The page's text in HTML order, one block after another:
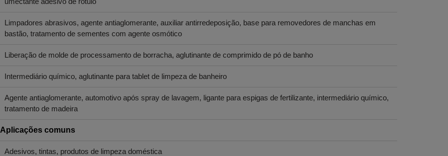
Limpadores abrasivos, agente antiaglomerante, auxiliar antirredeposição, base para removedores de manchas em
bastão, tratamento de sementes com agente osmótico
Liberação de molde de processamento de borracha, aglutinante de comprimido de pó de banho
Intermediário químico, aglutinante para tablet de limpeza de banheiro
Agente antiaglomerante, automotivo após spray de lavagem, ligante para espigas de fertilizante, intermediário químico,
tratamento de madeira
Aplicações comuns
Adesivos, tintas, produtos de limpeza doméstica